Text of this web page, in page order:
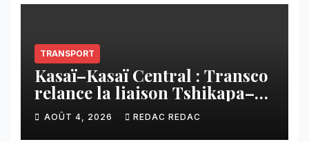
TRANSPORT
Kasaï–Kasaï Central : Transco
relance la liaison Tshikapa–
Tshiamu pour faciliter les
échanges
AOÛT 4, 2026 REDAC REDAC